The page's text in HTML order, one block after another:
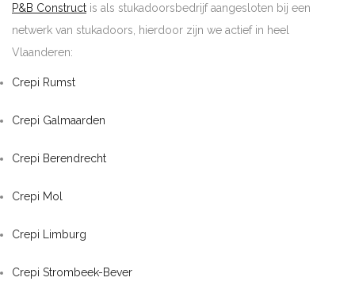
P&B Construct is als stukadoorsbedrijf aangesloten bij een
netwerk van stukadoors, hierdoor zijn we actief in heel
Vlaanderen:
Crepi Rumst
Crepi Galmaarden
Crepi Berendrecht
Crepi Mol
Crepi Limburg
Crepi Strombeek-Bever